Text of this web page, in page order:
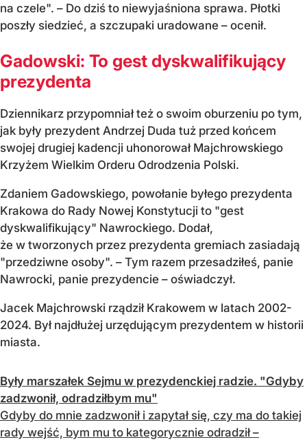
na czele". – Do dziś to niewyjaśniona sprawa. Płotki
poszły siedzieć, a szczupaki uradowane – ocenił.
Gadowski: To gest dyskwalifikujący
prezydenta
Dziennikarz przypomniał też o swoim oburzeniu po tym,
jak były prezydent Andrzej Duda tuż przed końcem
swojej drugiej kadencji uhonorował Majchrowskiego
Krzyżem Wielkim Orderu Odrodzenia Polski.
Zdaniem Gadowskiego, powołanie byłego prezydenta
Krakowa do Rady Nowej Konstytucji to "gest
dyskwalifikujący" Nawrockiego. Dodał,
że w tworzonych przez prezydenta gremiach zasiadają
"przedziwne osoby". – Tym razem przesadziłeś, panie
Nawrocki, panie prezydencie – oświadczył.
Jacek Majchrowski rządził Krakowem w latach 2002-
2024. Był najdłużej urzędującym prezydentem w historii
miasta.
Były marszałek Sejmu w prezydenckiej radzie. "Gdyby
zadzwonił, odradziłbym mu"
Gdyby do mnie zadzwonił i zapytał się, czy ma do takiej
rady wejść, bym mu to kategorycznie odradził –